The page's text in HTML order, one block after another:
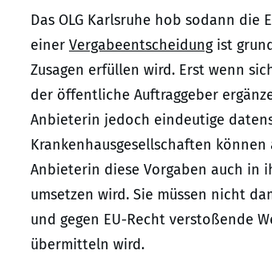
Das OLG Karlsruhe hob sodann die
einer Vergabeentscheidungist
Zusagen erfüllen wird. Erst wenn
der öffentliche Auftraggeber
Anbieterin jedoch eindeutige
Krankenhausgesellschaften
Anbieterin diese Vorgaben auch in
umsetzen wird. Sie müssen nicht
und gegen EU-Recht verstoßende
übermitteln wird.